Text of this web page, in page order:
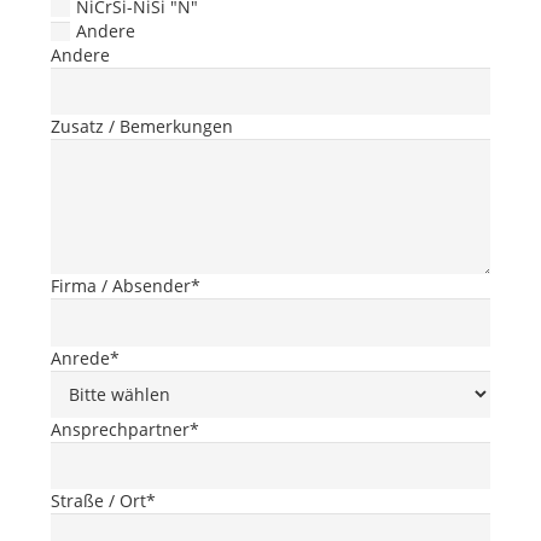
NiCrSi-NiSi "N"
Andere
Andere
Zusatz / Bemerkungen
Firma / Absender*
Anrede*
Ansprechpartner*
Straße / Ort*